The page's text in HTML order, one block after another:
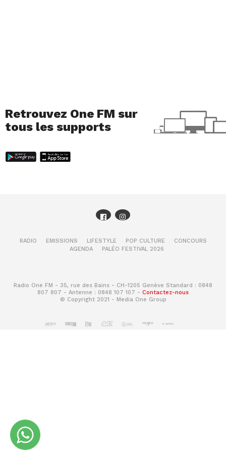
Retrouvez One FM sur
tous les supports
RADIO EMISSIONS LIFESTYLE POP CULTURE
CONCOURS
AGENDA
PALÉO FESTIVAL 2026
Radio One FM - 35, rue des Bains - CH-1205 Genève Standard : 0848
807 807 - Antenne : 0848 107 107 - Contactez-nous
© Copyright 2021 - Media One Group